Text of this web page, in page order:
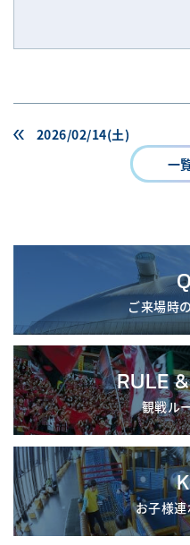
2026/02/14(土)
一
ご来場時
RULE
観戦ル
お子様